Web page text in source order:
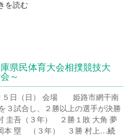
を読む
県民体育大会相撲競技大
～
日（日） 会場 姫路市網干南
３試合し、２勝以上の選手が決勝
圭吾（３年） ２勝１敗 大角 夢
本 塁 （３年） ３勝 村上…続